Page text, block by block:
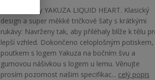
Dámské šaty YAKUZA LIQUID HEART. Klasický
design a super měkké tričkové šaty s krátkými
rukávy: Navrženy tak, aby přiléhaly blíže k tělu
lepší vzhled. Dokončeno celoplošným potiskem,
poutkem s logem Yakuza na bočním švu a
gumovou nášivkou s logem u lemu. Věnujte
prosím pozornost našim specifikac... celý popis